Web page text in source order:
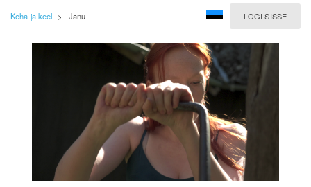
LOGI SISSE
Keha ja keel > Janu